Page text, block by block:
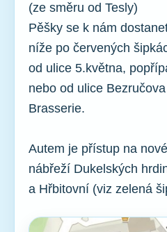
(ze směru od Tesly)
Pěšky se k nám
níže po červených
od ulice 5.května,
nebo od ulice
Brasserie.
Autem je přístup na
nábřeží Dukelských
a Hřbitovní (viz zelená